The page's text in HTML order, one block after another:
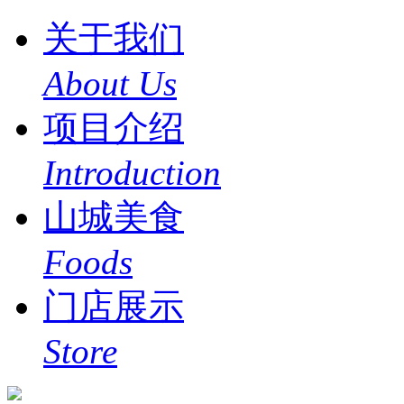
关于我们
About Us
项目介绍
Introduction
山城美食
Foods
门店展示
Store